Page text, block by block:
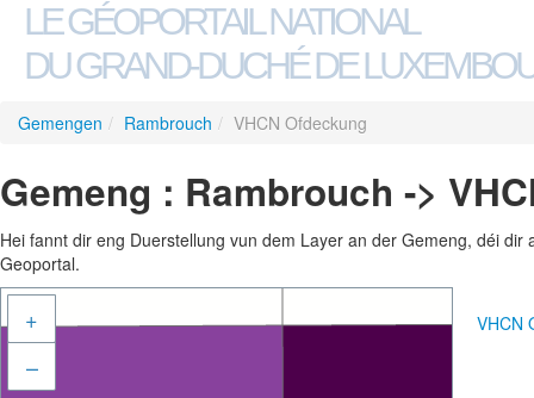
LE GÉOPORTAIL NATIONAL
DU GRAND-DUCHÉ DE
Gemengen / Rambrouch / VHCN Ofdeckung
Gemeng : Rambrouch ->
Hei fannt dir eng Duerstellung vun dem Layer an der Gemeng, déi
Geoportal.
+
–
VHCN